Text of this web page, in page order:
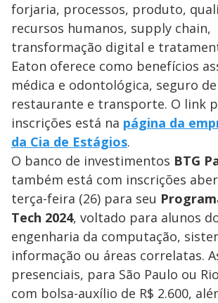
forjaria, processos, produto,
recursos humanos, supply chain,
transformação digital e
Eaton oferece como benefícios
médica e odontológica, seguro
restaurante e transporte. O link
inscrições está na página da
da Cia de Estágios.
O banco de investimentos BTG
também está com inscrições
terça-feira (26) para seu
Tech 2024, voltado para alunos
engenharia da computação,
informação ou áreas correlatas.
presenciais, para São Paulo ou
com bolsa-auxílio de R$ 2.600,